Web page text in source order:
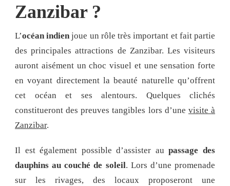
Zanzibar ?
L’océan indienjoue un rôle très important et fait partie
des principales attractions de Zanzibar. Les visiteurs
auront aisément un choc visuel et une sensation forte
en voyant directement la beauté naturelle qu’offrent
cet océan et ses alentours. Quelques clichés
constitueront des preuves tangibles lors d’une visite à
Zanzibar.
Il est également possible d’assister aupassage des
dauphins au couché de soleil. Lors d’une promenade
sur les rivages, des locaux proposeront une